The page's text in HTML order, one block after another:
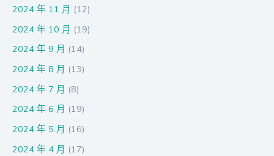
2024 年 11 月 (12)
2024 年 10 月 (19)
2024 年 9 月 (14)
2024 年 8 月 (13)
2024 年 7 月 (8)
2024 年 6 月 (19)
2024 年 5 月 (16)
2024 年 4 月 (17)